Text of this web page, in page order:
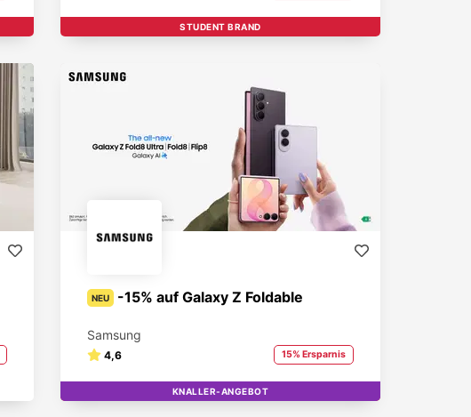
STUDENT BRAND
NEU -15% auf Galaxy Z Foldable
Samsung
4,6 15% Ersparnis
STUDENT BRAND
KNALLER-ANGEBOT